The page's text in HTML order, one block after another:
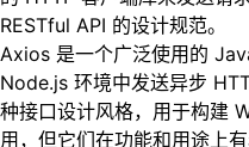
RESTful API 的设计规范。
Axios 是一个广泛使用的
Node.js 环境中发送异步
种接口设计风格，用于构建
用，但它们在功能和用途上有